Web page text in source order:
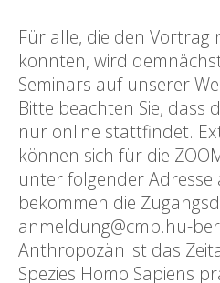
Für alle, die den Vortrag
konnten, wird
Seminars auf unserer
Bitte beachten Sie, dass
nur online stattfindet.
können sich für die
unter folgender
bekommen die
anmeldung@cmb.hu-
Anthropozän ist das
Spezies Homo Sapiens